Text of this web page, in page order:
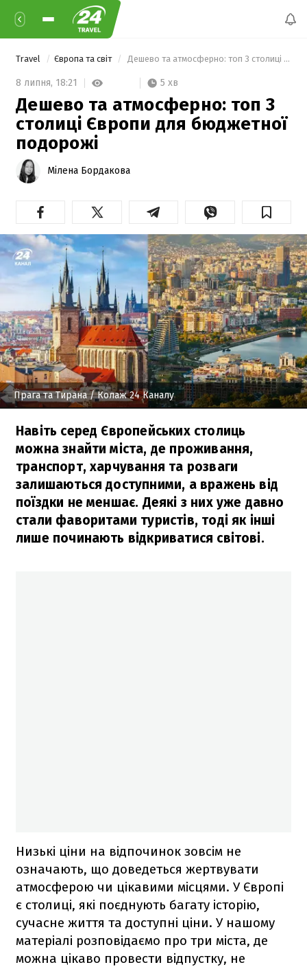
Travel Європа та світ Дешево та атмосферно: топ 3 столиці Європи для бюджетної подорожі
8 липня, 18:21 5 хв
Дешево та атмосферно: топ 3
столиці Європи для бюджетної
подорожі
Мілена Бордакова
Прага та Тирана/ Колаж 24 Каналу
Навіть серед Європейських столиць
можна знайти міста, де проживання,
транспорт, харчування та розваги
залишаються доступними, а вражень від
поїздки не меншає. Деякі з них уже давно
стали фаворитами туристів, тоді як інші
лише починають відкриватися світові.
Низькі ціни на відпочинок зовсім не
означають, що доведеться жертвувати
атмосферою чи цікавими місцями. У Європі
є столиці, які поєднують багату історію,
сучасне життя та доступні ціни. У нашому
матеріалі розповідаємо про три міста, де
можна цікаво провести відпустку, не